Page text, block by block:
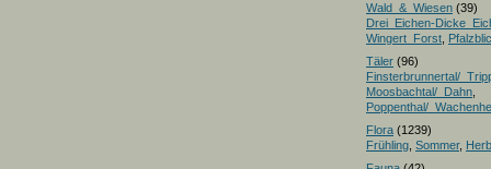
Wald_&_Wiesen (39)
Drei_Eichen-
Wingert_Forst
Täler (96)
Finsterbrunnertal/
Moosbachtal/_Dahn
Poppenthal/
Flora (1239)
Frühling Sommer,